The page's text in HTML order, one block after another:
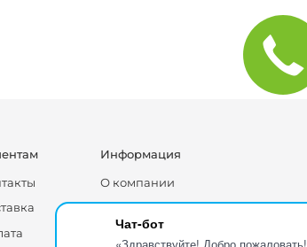
Чат-бот
Информация
О компании
Блог